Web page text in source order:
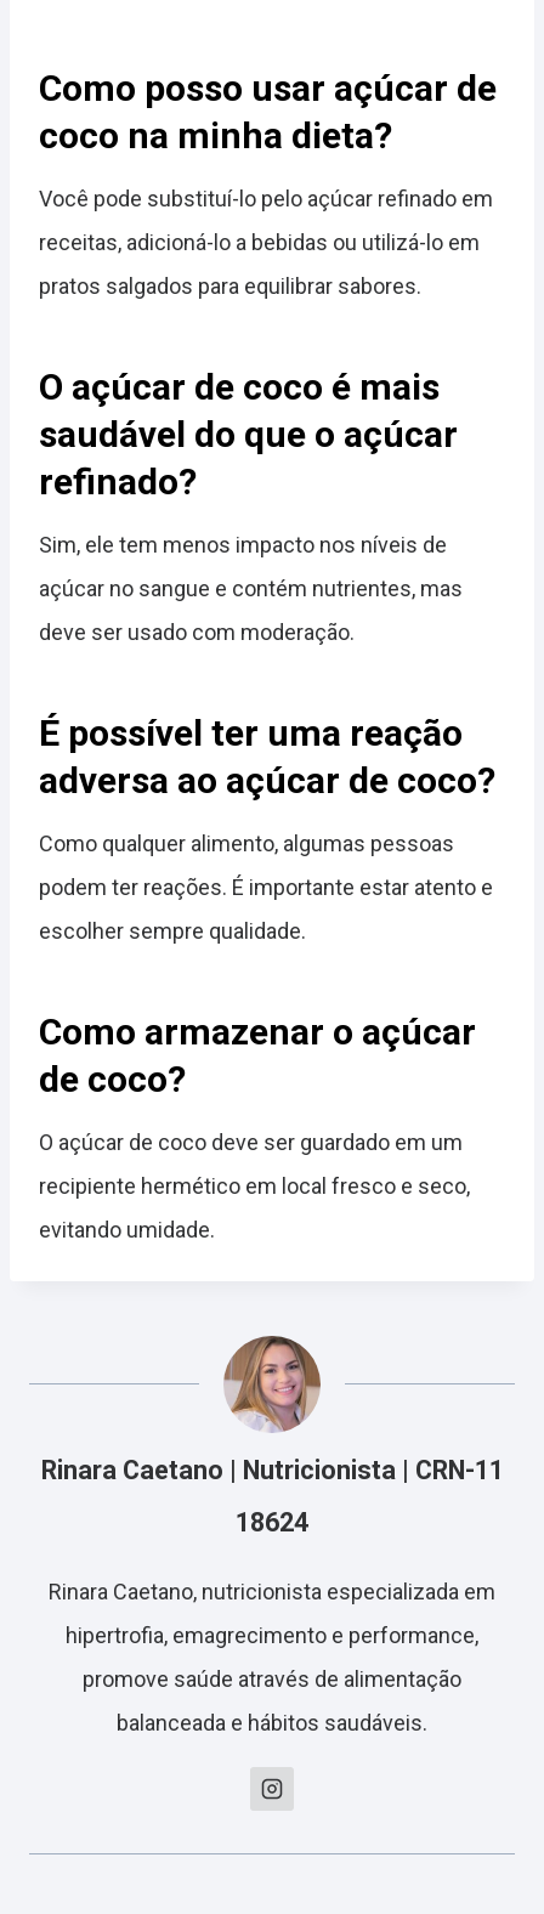
Como posso usar açúcar de
coco na minha dieta?
Você pode substituí-lo pelo açúcar refinado em
receitas, adicioná-lo a bebidas ou utilizá-lo em
pratos salgados para equilibrar sabores.
O açúcar de coco é mais
saudável do que o açúcar
refinado?
Sim, ele tem menos impacto nos níveis de
açúcar no sangue e contém nutrientes, mas
deve ser usado com moderação.
É possível ter uma reação
adversa ao açúcar de coco?
Como qualquer alimento, algumas pessoas
podem ter reações. É importante estar atento e
escolher sempre qualidade.
Como armazenar o açúcar
de coco?
O açúcar de coco deve ser guardado em um
recipiente hermético em local fresco e seco,
evitando umidade.
Rinara Caetano | Nutricionista | CRN-11
18624
Rinara Caetano, nutricionista especializada em
hipertrofia, emagrecimento e performance,
promove saúde através de alimentação
balanceada e hábitos saudáveis.